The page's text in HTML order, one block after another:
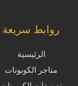
روابط سريعة
الرئيسية
متاجر الكوبونات